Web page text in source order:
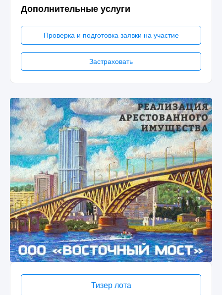
Дополнительные услуги
Проверка и подготовка заявки на участие
Застраховать
Тизер лота